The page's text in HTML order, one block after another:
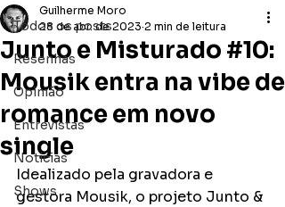
Todos os posts
Resenhas
Opinião
Entrevistas
Notícias
Shows
Junto e Misturado #10:
Mousik entra na vibe de
romance em novo
single
Guilherme Moro
28 de abr. de 2023 2 min de leitura
Idealizado pela gravadora e
gestora Mousik, o projeto Junto &